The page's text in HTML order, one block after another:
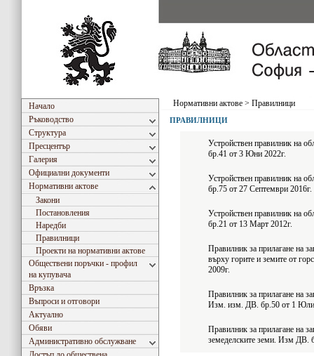
Начало
Ръководство
Структура
Пресцентър
Галерия
Официални документи
Нормативни актове
Закони
Постановления
Наредби
Правилници
Проекти на нормативни актове
Обществени поръчки - профил
на купувача
Връзка
Въпроси и отговори
Актуално
Обяви
Административно обслужване
Нормативни актове > Правилници
ПРАВИЛНИЦИ
Устройствен правилник на
бр.41 от 3 Юни 2022г.
Устройствен правилник на
бр.75 от 27 Септември 2016г.
Устройствен правилник на
бр.21 от 13 Март 2012г.
Правилник за прилагане на
върху горите и земите от
2009г.
Правилник за прилагане на
Изм. изм. ДВ. бр.50 от 1 Юли
Правилник за прилагане на
земеделските земи. Изм ДВ.